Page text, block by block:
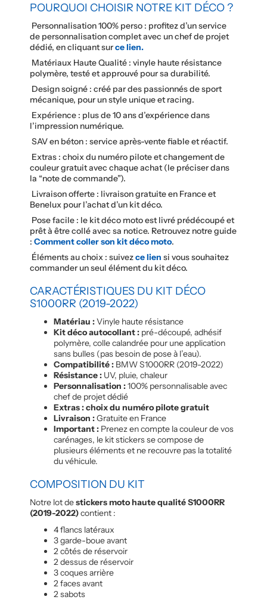
POURQUOI CHOISIR NOTRE KIT DÉCO ?
Personnalisation 100% perso : profitez d’un service
de personnalisation complet avec un chef de projet
dédié, en cliquant surce lien.
Matériaux Haute Qualité : vinyle haute résistance
polymère, testé et approuvé pour sa durabilité.
Design soigné : créé par des passionnés de sport
mécanique, pour un style unique et racing.
Expérience : plus de 10 ans d’expérience dans
l’impression numérique.
SAV en béton : service après-vente fiable et réactif.
Extras : choix du numéro pilote et changement de
couleur gratuit avec chaque achat (le préciser dans
la “note de commande”).
Livraison offerte : livraison gratuite en France et
Benelux pour l’achat d’un kit déco.
Pose facile : le kit déco moto est livré prédécoupé et
prêt à être collé avec sa notice. Retrouvez notre guide
: Comment coller son kit déco moto.
Éléments au choix : suivezce lien si vous souhaitez
commander un seul élément du kit déco.
CARACTÉRISTIQUES DU KIT DÉCO
S1000RR (2019-2022)
Matériau :Vinyle haute résistance
Kit déco autocollant : pré-découpé, adhésif
polymère, colle calandrée pour une application
sans bulles (pas besoin de pose à l’eau).
Compatibilité : BMW S1000RR (2019-2022)
Résistance : UV, pluie, chaleur
Personnalisation :100% personnalisable avec
chef de projet dédié
Extras : choix du numéro pilote gratuit
Livraison :Gratuite en France
Important : Prenez en compte la couleur de vos
carénages, le kit stickers se compose de
plusieurs éléments et ne recouvre pas la totalité
du véhicule.
COMPOSITION DU KIT
Notre lot destickers moto haute qualité S1000RR
(2019-2022)contient :
4 flancs latéraux
3 garde-boue avant
2 côtés de réservoir
2 dessus de réservoir
3 coques arrière
2 faces avant
2 sabots